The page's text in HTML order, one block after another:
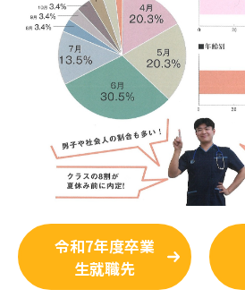
令和7年度卒業
生就職先